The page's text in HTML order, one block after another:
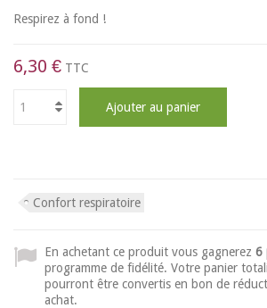
Respirez à fond !
6,30 € TTC
Ajouter au panier
Confort respiratoire
En achetant ce produit vous gagnerez 6
programme de fidélité. Votre panier
pourront être convertis en bon de
achat.